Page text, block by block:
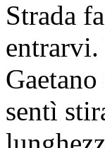
Strada
entrarvi.
sentì